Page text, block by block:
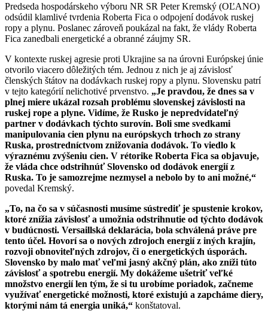
Predseda hospodárskeho výboru NR SR Peter Kremský (OĽANO)
odsúdil klamlivé tvrdenia Roberta Fica o odpojení dodávok ruskej
ropy a plynu. Poslanec zároveň poukázal na fakt, že vlády Roberta
Fica zanedbali energetické a obranné záujmy SR.
V kontexte ruskej agresie proti Ukrajine sa na úrovni Európskej únie
otvorilo viacero dôležitých tém. Jednou z nich je aj závislosť
členských štátov na dodávkach ruskej ropy a plynu. Slovensku patrí
v tejto kategórií nelichotivé prvenstvo. „Je pravdou, že dnes sa v
plnej miere ukázal rozsah problému slovenskej závislosti na
ruskej rope a plyne. Vidíme, že Rusko je nepredvídateľný
partner v dodávkach týchto surovín. Boli sme svedkami
manipulovania cien plynu na európskych trhoch zo strany
Ruska, prostredníctvom znižovania dodávok. To viedlo k
výraznému zvýšeniu cien. V rétorike Roberta Fica sa objavuje,
že vláda chce odstrihnúť Slovensko od dodávok energií z
Ruska. To je samozrejme nezmysel a nebolo by to ani možné,“
povedal Kremský.
„To, na čo sa v súčasnosti musíme sústrediť je spustenie krokov,
ktoré znížia závislosť a umožnia odstrihnutie od týchto dodávok
v budúcnosti. Versaillská deklarácia, bola schválená práve pre
tento účel. Hovorí sa o nových zdrojoch energií z iných krajín,
rozvoji obnoviteľných zdrojov, či o energetických úsporách.
Slovensko by malo mať veľmi jasný akčný plán, ako zníži túto
závislosť a spotrebu energií. My dokážeme ušetriť veľké
množstvo energií len tým, že si tu urobíme poriadok, začneme
využívať energetické možnosti, ktoré existujú a zapcháme diery,
ktorými nám tá energia uniká,“ konštatoval.